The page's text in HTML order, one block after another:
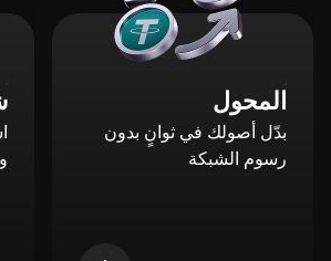
المحول
بدّل أصولك في ثوانٍ بدون
رسوم الشبكة
و Mastercard